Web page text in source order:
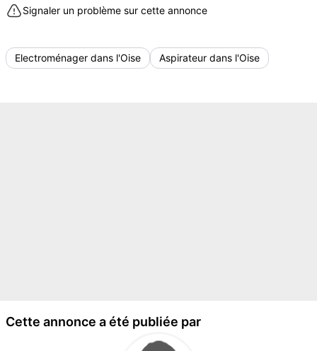
Signaler un problème sur cette annonce
Electroménager dans l'Oise Aspirateur dans l'Oise
Cette annonce a été publiée par